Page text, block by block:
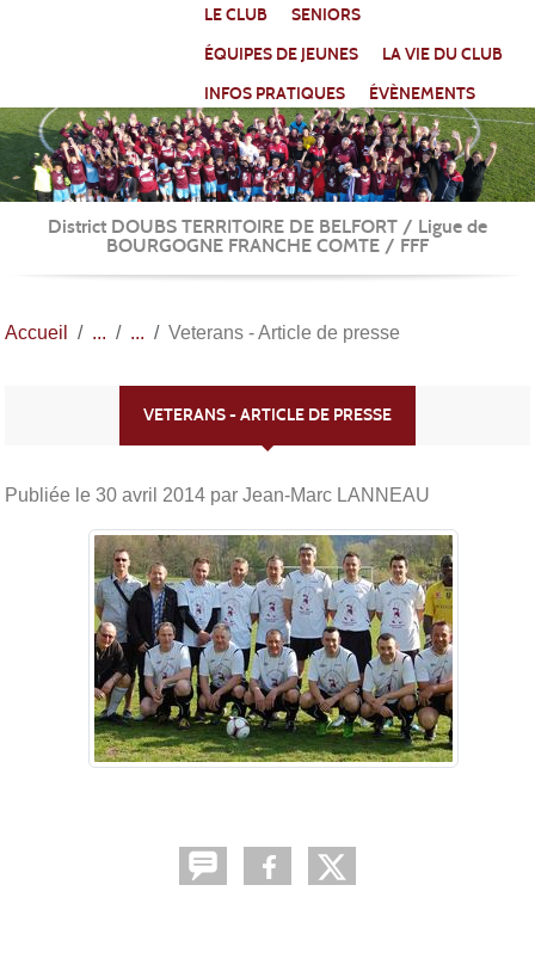
LE CLUB
SENIORS
ÉQUIPES DE JEUNES
LA VIE DU CLUB
INFOS PRATIQUES
ÉVÈNEMENTS
District DOUBS TERRITOIRE DE BELFORT / Ligue de
BOURGOGNE FRANCHE COMTE / FFF
Accueil Veterans - Article de presse
VETERANS - ARTICLE DE PRESSE
Publiée le 30 avril 2014 par Jean-Marc LANNEAU
Panneau de gestion des cookies